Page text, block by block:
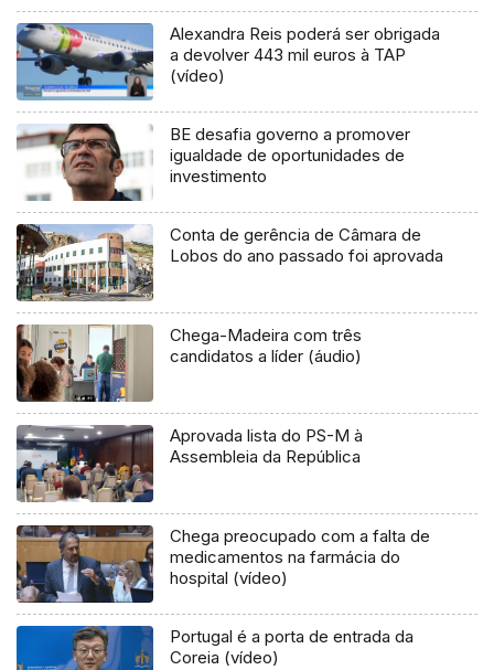
Alexandra Reis poderá ser obrigada
a devolver 443 mil euros à TAP
(vídeo)
BE desafia governo a promover
igualdade de oportunidades de
investimento
Conta de gerência de Câmara de
Lobos do ano passado foi aprovada
Chega-Madeira com três
candidatos a líder (áudio)
Aprovada lista do PS-M à
Assembleia da República
Chega preocupado com a falta de
medicamentos na farmácia do
hospital (vídeo)
Portugal é a porta de entrada da
Coreia (vídeo)